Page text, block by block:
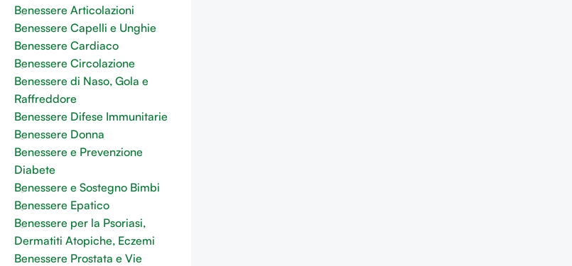
Benessere Articolazioni
Benessere Capelli e Unghie
Benessere Cardiaco
Benessere Circolazione
Benessere di Naso, Gola e
Raffreddore
Benessere Difese Immunitarie
Benessere Donna
Benessere e Prevenzione
Diabete
Benessere e Sostegno Bimbi
Benessere Epatico
Benessere per la Psoriasi,
Dermatiti Atopiche, Eczemi
Benessere Prostata e Vie